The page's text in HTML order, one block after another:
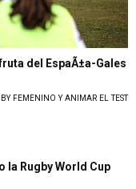
del EspaÃ±a-Gales
FEMENINO Y ANIMAR EL TEST
la Rugby World Cup